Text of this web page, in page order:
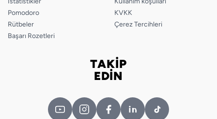
Pomodoro
Rütbeler
Başarı Rozetleri
KVKK
Çerez Tercihleri
TAKİP
EDİN